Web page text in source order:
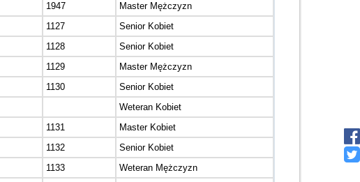
1947
Master Mężczyzn
1127
Senior Kobiet
1128
Senior Kobiet
1129
Master Mężczyzn
1130
Senior Kobiet
Weteran Kobiet
1131
Master Kobiet
1132
Senior Kobiet
1133
Weteran Mężczyzn